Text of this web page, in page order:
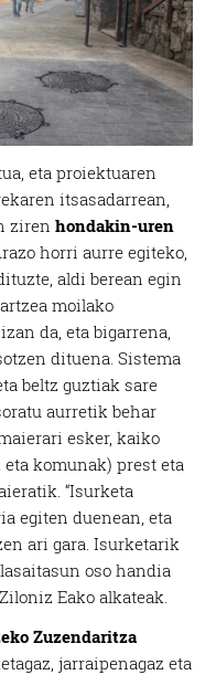
eta proiektuaren
itsasadarrean,
zirenhondakin-uren
horri aurre egiteko,
aldi berean egin
moilako
da, eta bigarrena,
dituena. Sistema
beltz guztiak sare
aurretik behar
esker, kaiko
komunak) prest eta
“Isurketa
egiten duenean, eta
ari gara. Isurketarik
oso handia
Eako alkateak.
Zuzendaritza
jarraipenagaz eta